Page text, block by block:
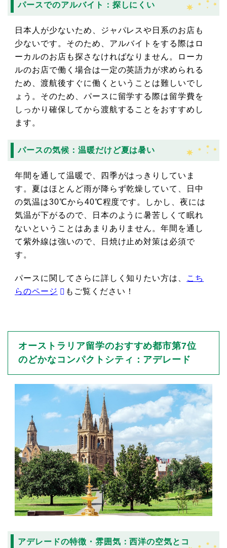
パースでのアルバイト：探しにくい
日本人が少ないため、ジャパレスや日系のお店も
少ないです。そのため、アルバイトをする際はロ
ーカルのお店も探さなければなりません。ローカ
ルのお店で働く場合は一定の英語力が求められる
ため、渡航後すぐに働くということは難しいでし
ょう。そのため、パースに留学する際は留学費を
しっかり確保してから渡航することをおすすめし
ます。
パースの気候：温暖だけど夏は暑い
年間を通して温暖で、四季がはっきりしていま
す。夏はほとんど雨が降らず乾燥していて、日中
の気温は30℃から40℃程度です。しかし、夜には
気温が下がるので、日本のように暑苦しくて眠れ
ないということはあまりありません。年間を通し
て紫外線は強いので、日焼け止め対策は必須で
す。
パースに関してさらに詳しく知りたい方は、
こち
らのページ
もご覧ください！
オーストラリア留学のおすすめ都市第7位
のどかなコンパクトシティ：アデレード
アデレードの特徴・雰囲気：西洋の空気とコ